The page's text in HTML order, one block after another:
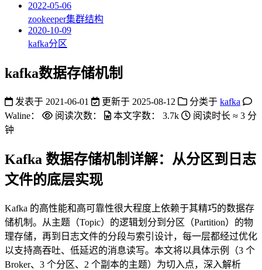
2022-05-06
zookeeper集群结构
2020-10-09
kafka分区
kafka数据存储机制
发表于 2021-06-01 更新于 2025-08-12 分类于 kafka
Waline：
阅读次数： 本文字数： 3.7k 阅读时长 ≈ 3 分
钟
Kafka 数据存储机制详解：从分区到日志
文件的底层实现
Kafka 的高性能和高可靠性很大程度上依赖于其精巧的数据存
储机制。从主题（Topic）的逻辑划分到分区（Partition）的物
理存储，再到日志文件的分段与索引设计，每一层都经过优化
以支持高吞吐、低延迟的消息读写。本文将以具体示例（3 个
Broker、3 个分区、2 个副本的主题）为切入点，深入解析